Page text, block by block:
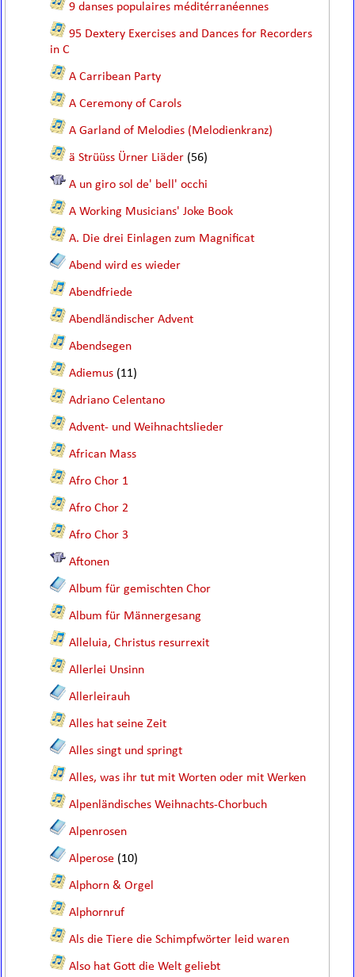
9 danses populaires méditérranéennes
95 Dextery Exercises and Dances for Recorders
in C
A Carribean Party
A Ceremony of Carols
A Garland of Melodies (Melodienkranz)
ä Strüüss Ürner Liäder (56)
A un giro sol de' bell' occhi
A Working Musicians' Joke Book
A. Die drei Einlagen zum Magnificat
Abend wird es wieder
Abendfriede
Abendländischer Advent
Abendsegen
Adiemus (11)
Adriano Celentano
Advent- und Weihnachtslieder
African Mass
Afro Chor 1
Afro Chor 2
Afro Chor 3
Aftonen
Album für gemischten Chor
Album für Männergesang
Alleluia, Christus resurrexit
Allerlei Unsinn
Allerleirauh
Alles hat seine Zeit
Alles singt und springt
Alles, was ihr tut mit Worten oder mit Werken
Alpenländisches Weihnachts-Chorbuch
Alpenrosen
Alperose (10)
Alphorn & Orgel
Alphornruf
Als die Tiere die Schimpfwörter leid waren
Also hat Gott die Welt geliebt